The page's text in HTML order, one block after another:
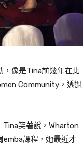
，像是Tina前幾年在北
Community ，透過
Tina笑著說， Wharton
emba課程，她最近才